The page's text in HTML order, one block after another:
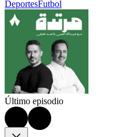
DeportesFutbol
Último episodio